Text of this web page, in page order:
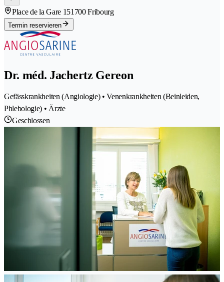
Place de la Gare 151700 Fribourg
Termin reservieren
Dr. méd. Jachertz Gereon
Gefässkrankheiten (Angiologie) • Venenkrankheiten (Beinleiden,
Phlebologie) • Ärzte
Geschlossen